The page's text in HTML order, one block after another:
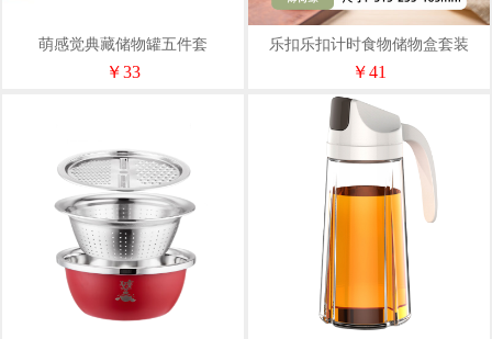
萌感觉典藏储物罐五件套
￥33
乐扣乐扣计时食物储物盒套装
HFL8517S601M
￥41